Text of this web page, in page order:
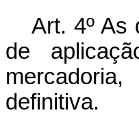
Art. 4º As
de
definitiva.